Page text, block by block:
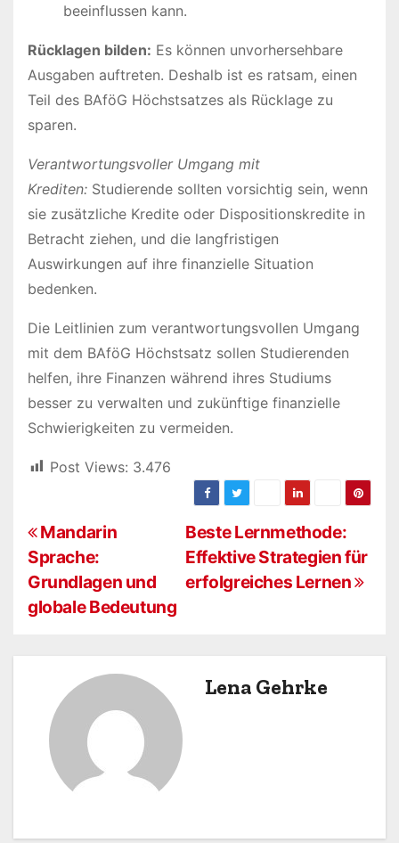
beeinflussen kann.
Rücklagen bilden: Es können unvorhersehbare
Ausgaben auftreten. Deshalb ist es ratsam, einen
Teil des BAföG Höchstsatzes als Rücklage zu
sparen.
Verantwortungsvoller Umgang mit
Krediten: Studierende sollten vorsichtig sein, wenn
sie zusätzliche Kredite oder Dispositionskredite in
Betracht ziehen, und die langfristigen
Auswirkungen auf ihre finanzielle Situation
bedenken.
Die Leitlinien zum verantwortungsvollen Umgang
mit dem BAföG Höchstsatz sollen Studierenden
helfen, ihre Finanzen während ihres Studiums
besser zu verwalten und zukünftige finanzielle
Schwierigkeiten zu vermeiden.
Post Views: 3.476
B
e
i
Beste Lernmethode:
Effektive Strategien für
erfolgreiches Lernen
Mandarin
Sprache:
Grundlagen und
globale Bedeutung
Lena Gehrke